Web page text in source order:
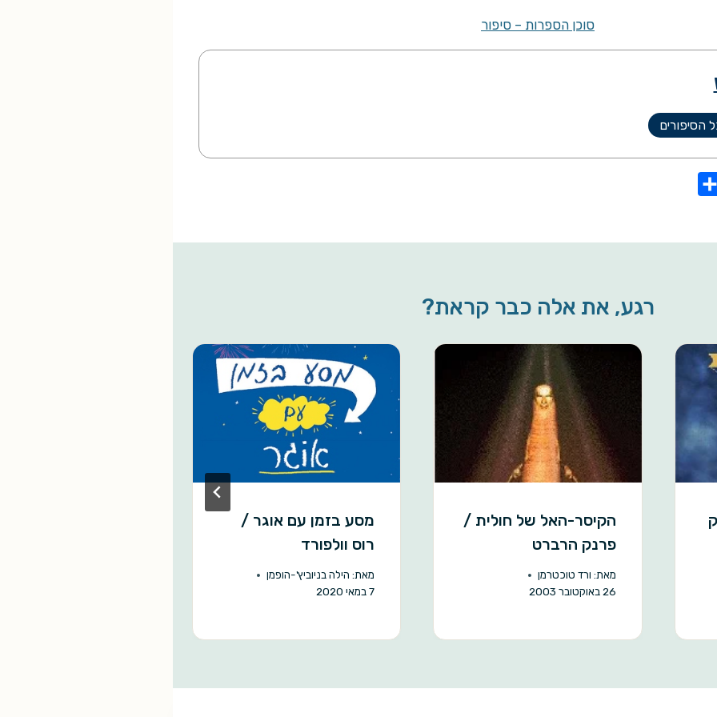
סוכן הספרות – סיפור
הסיפורים
רגע, את אלה כבר קראת?
הקיסר-האל של חולית /
פרנק הרברט
מאת: ורד טוכטרמן
26 באוקטובר 2003
מסע בזמן עם אוגר /
רוס וולפורד
מאת: הילה בניוביץ'-הופמן
7 במאי 2020